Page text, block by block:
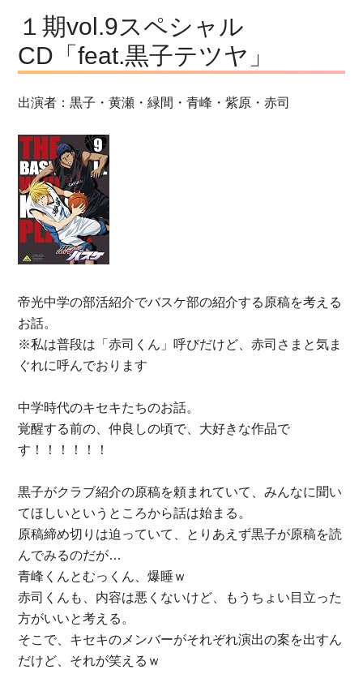
１期vol.9スペシャル
CD「feat.黒子テツヤ」
出演者：黒子・黄瀬・緑間・青峰・紫原・赤司
帝光中学の部活紹介でバスケ部の紹介する原稿を考える
お話。
※私は普段は「赤司くん」呼びだけど、赤司さまと気ま
ぐれに呼んでおります
中学時代のキセキたちのお話。
覚醒する前の、仲良しの頃で、大好きな作品で
す！！！！！！
黒子がクラブ紹介の原稿を頼まれていて、みんなに聞い
てほしいというところから話は始まる。
原稿締め切りは迫っていて、とりあえず黒子が原稿を読
んでみるのだが…
青峰くんとむっくん、爆睡ｗ
赤司くんも、内容は悪くないけど、もうちょい目立った
方がいいと考える。
そこで、キセキのメンバーがそれぞれ演出の案を出すん
だけど、それが笑えるｗ